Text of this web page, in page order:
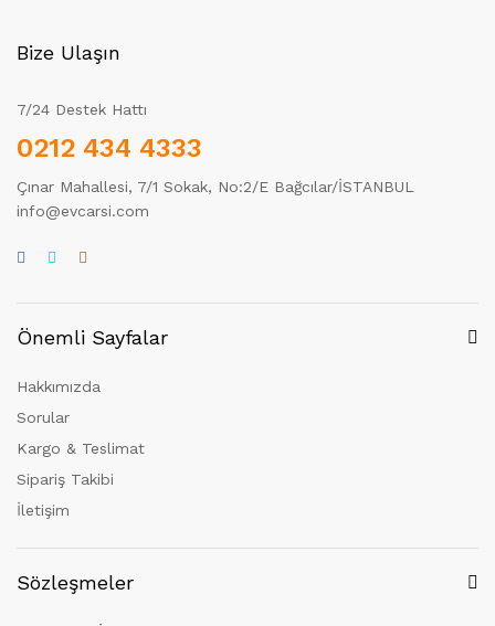
Bize Ulaşın
7/24 Destek Hattı
0212 434 4333
Çınar Mahallesi, 7/1 Sokak, No:2/E Bağcılar/İSTANBUL
info@evcarsi.com
Önemli Sayfalar
Hakkımızda
Sorular
Kargo & Teslimat
Sipariş Takibi
İletişim
Sözleşmeler